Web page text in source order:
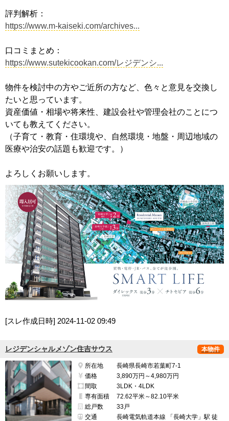
評判解析：
https://www.m-kaiseki.com/archives...
口コミまとめ：
https://www.sutekicookan.com/レジデンシ...
物件を検討中の方やご近所の方など、色々と意見を交換し
たいと思っています。
資産価値・相場や将来性、建設会社や管理会社のことにつ
いても教えてください。
（子育て・教育・住環境や、自然環境・地盤・周辺地域の
医療や治安の話題も歓迎です。）
よろしくお願いします。
[スレ作成日時] 2024-11-02 09:49
レジデンシャルメゾン住吉サウス 本物件
所在地
長崎県長崎市若葉町7-1
価格
3,890万円～4,980万円
間取
3LDK・4LDK
専有面積
72.62平米～82.10平米
総戸数
33戸
交通
長崎電気軌道本線 「長崎大学」駅 徒